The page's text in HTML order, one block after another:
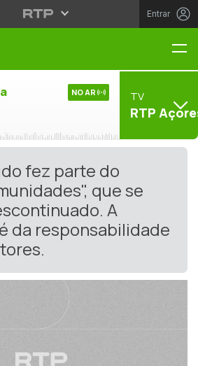
Entrar
NO AR TV
RTP
fez parte do
que se
A
da responsabilidade